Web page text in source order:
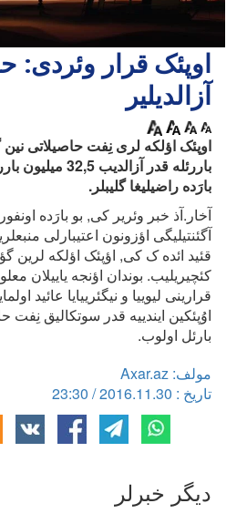
اوپئک قرار وئردی:
آزالدیلیر
باررئله قدر
بارَده راضیلیغا گلیبلر.
آخار.آذ خبر وئریر کی, بو بارَده
آگئنتیلیگی اؤزونون اعتیبارلی
قئید ائده ک کی, اؤپئک اؤلکه لرین
کئچیریلیب. بوندان اؤنجه یاییلان
قرارینی لیوییا و نیگئرییایا عائید
بارئل اولوب.
مولف: Axar.az
تاریخ : 2016.11.30 / 23:30
دیگر خبرلر